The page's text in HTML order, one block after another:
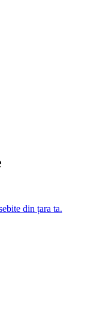
din țara ta.